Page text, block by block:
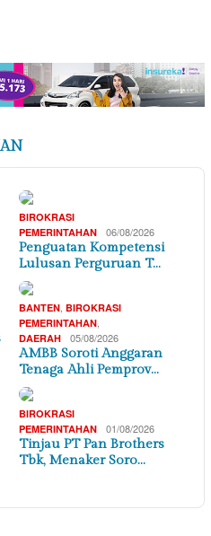
BIROKRASI
PEMERINTAHAN
06/08/2026
Penguatan Kompetensi
Lulusan Perguruan T…
BANTEN, BIROKRASI
PEMERINTAHAN,
DAERAH 05/08/2026
AMBB Soroti Anggaran
Tenaga Ahli Pemprov…
BIROKRASI
PEMERINTAHAN
01/08/2026
Tinjau PT Pan Brothers
Tbk, Menaker Soro…